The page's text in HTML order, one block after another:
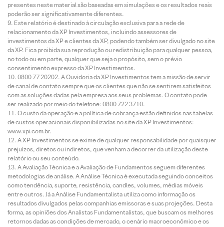
presentes neste material são baseadas em simulações e os resultados reais
poderão ser significativamente diferentes.
Este relatório é destinado à circulação exclusiva para a rede de
relacionamento da XP Investimentos, incluindo assessores de
investimentos da XP e clientes da XP, podendo também ser divulgado no site
da XP. Fica proibida sua reprodução ou redistribuição para qualquer pessoa,
no todo ou em parte, qualquer que seja o propósito, sem o prévio
consentimento expresso da XP Investimentos.
0800 77 20202. A Ouvidoria da XP Investimentos tem a missão de servir
de canal de contato sempre que os clientes que não se sentirem satisfeitos
com as soluções dadas pela empresa aos seus problemas. O contato pode
ser realizado por meio do telefone: 0800 722 3710.
O custo da operação e a política de cobrança estão definidos nas tabelas
de custos operacionais disponibilizadas no site da XP Investimentos:
www.xpi.com.br.
A XP Investimentos se exime de qualquer responsabilidade por quaisquer
prejuízos, diretos ou indiretos, que venham a decorrer da utilização deste
relatório ou seu conteúdo.
A Avaliação Técnica e a Avaliação de Fundamentos seguem diferentes
metodologias de análise. A Análise Técnica é executada seguindo conceitos
como tendência, suporte, resistência, candles, volumes, médias móveis
entre outros. Já a Análise Fundamentalista utiliza como informação os
resultados divulgados pelas companhias emissoras e suas projeções. Desta
forma, as opiniões dos Analistas Fundamentalistas, que buscam os melhores
retornos dadas as condições de mercado, o cenário macroeconômico e os